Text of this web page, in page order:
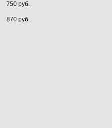
750 руб.
870 руб.